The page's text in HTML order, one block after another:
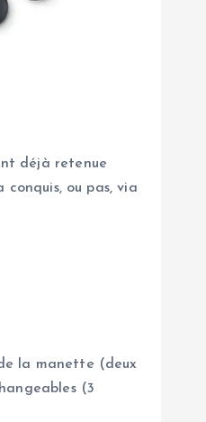
déjà retenue
ou pas, via
la manette (deux
(3